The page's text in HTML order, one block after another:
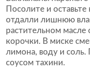
Посолите и
отдалли лишнюю
растительном масле
корочки. В миске
лимона, воду и
соусом тахини.